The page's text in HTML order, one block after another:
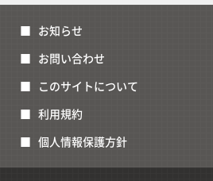
お知らせ
お問い合わせ
このサイトについて
利用規約
個人情報保護方針